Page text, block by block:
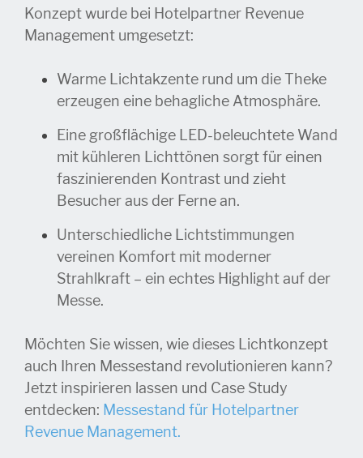
Konzept wurde bei Hotelpartner Revenue
Management umgesetzt:
Warme Lichtakzente rund um die Theke
erzeugen eine behagliche Atmosphäre.
Eine großflächige LED-beleuchtete Wand
mit kühleren Lichttönen sorgt für einen
faszinierenden Kontrast und zieht
Besucher aus der Ferne an.
Unterschiedliche Lichtstimmungen
vereinen Komfort mit moderner
Strahlkraft – ein echtes Highlight auf der
Messe.
Möchten Sie wissen, wie dieses Lichtkonzept
auch Ihren Messestand revolutionieren kann?
Jetzt inspirieren lassen und Case Study
entdecken: Messestand für Hotelpartner
Revenue Management.